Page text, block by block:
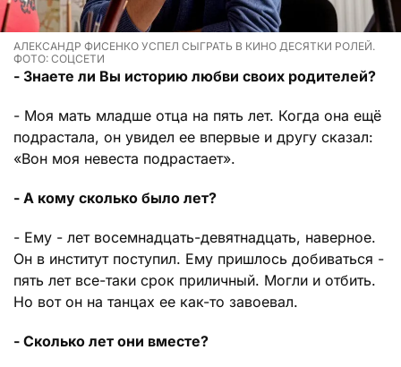
АЛЕКСАНДР ФИСЕНКО УСПЕЛ СЫГРАТЬ В КИНО ДЕСЯТКИ РОЛЕЙ.
ФОТО: СОЦСЕТИ
- Знаете ли Вы историю любви своих родителей?
- Моя мать младше отца на пять лет. Когда она ещё
подрастала, он увидел ее впервые и другу сказал:
«Вон моя невеста подрастает».
- А кому сколько было лет?
- Ему - лет восемнадцать-девятнадцать, наверное.
Он в институт поступил. Ему пришлось добиваться -
пять лет все-таки срок приличный. Могли и отбить.
Но вот он на танцах ее как-то завоевал.
- Сколько лет они вместе?